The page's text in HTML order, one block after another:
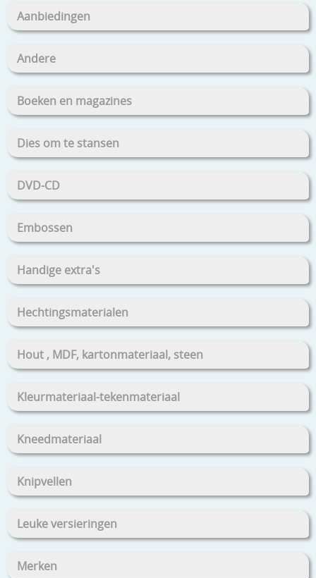
Aanbiedingen
Andere
Boeken en magazines
Dies om te stansen
DVD-CD
Embossen
Handige extra's
Hechtingsmaterialen
Hout , MDF, kartonmateriaal, steen
Kleurmateriaal-tekenmateriaal
Kneedmateriaal
Knipvellen
Leuke versieringen
Merken